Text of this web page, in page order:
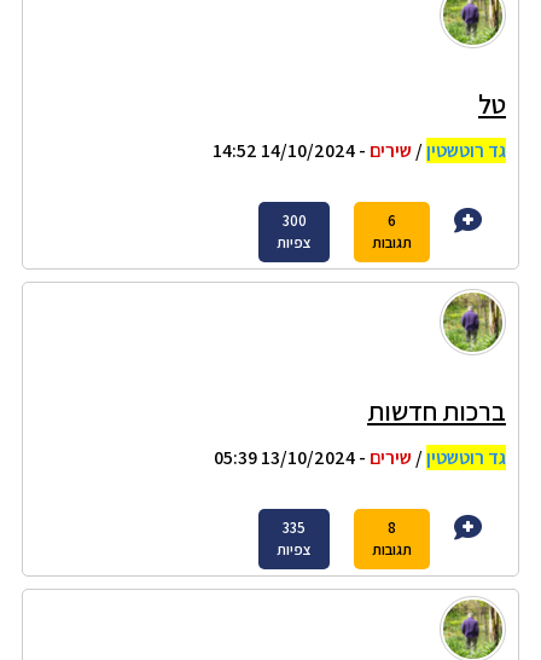
טל
גד רוטשטין/ שירים - 14/10/2024 14:52
6
תגובות
300
צפיות
ברכות חדשות
גד רוטשטין/ שירים - 13/10/2024 05:39
8
תגובות
335
צפיות